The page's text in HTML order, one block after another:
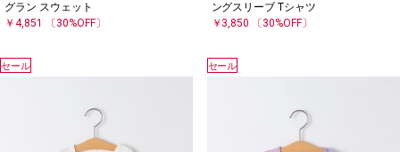
グラン スウェット
￥4,851
〔30%OFF〕
ングスリーブ Tシャツ
￥3,850
〔30%OFF〕
セール セール